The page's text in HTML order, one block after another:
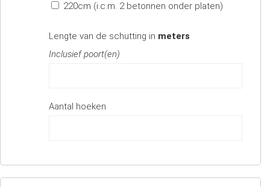
220cm (i.c.m. 2 betonnen onder platen)
Lengte van de schutting in meters
Inclusief poort(en)
Aantal hoeken